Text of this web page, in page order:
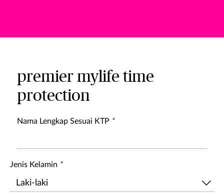
premier mylife time
protection
Nama Lengkap Sesuai KTP
Jenis Kelamin